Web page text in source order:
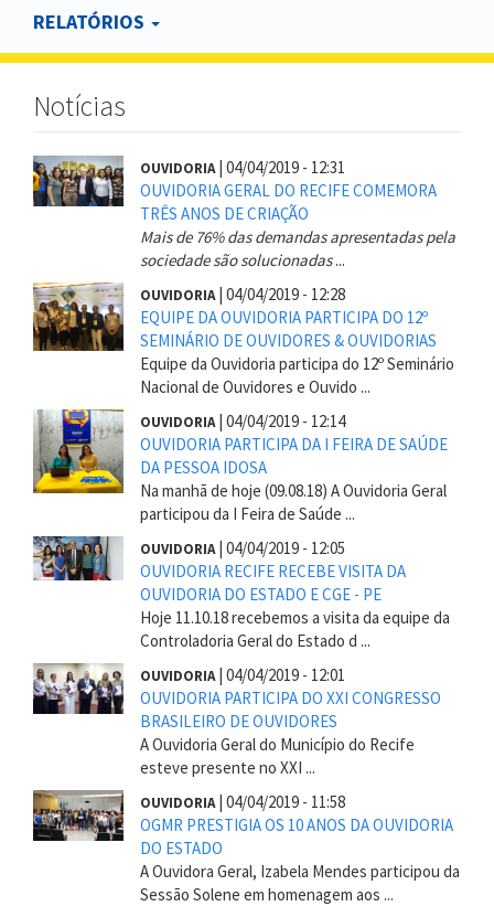
RELATÓRIOS
Notícias
OUVIDORIA| 04/04/2019 - 12:31
OUVIDORIA GERAL DO RECIFE COMEMORA
TRÊS ANOS DE CRIAÇÃO
Mais de 76% das demandas apresentadas pela
sociedade são solucionadas...
OUVIDORIA| 04/04/2019 - 12:28
EQUIPE DA OUVIDORIA PARTICIPA DO 12º
SEMINÁRIO DE OUVIDORES & OUVIDORIAS
Equipe da Ouvidoria participa do 12º Seminário
Nacional de Ouvidores e Ouvido ...
OUVIDORIA| 04/04/2019 - 12:14
OUVIDORIA PARTICIPA DA I FEIRA DE SAÚDE
DA PESSOA IDOSA
Na manhã de hoje (09.08.18) A Ouvidoria Geral
participou da I Feira de Saúde ...
OUVIDORIA| 04/04/2019 - 12:05
OUVIDORIA RECIFE RECEBE VISITA DA
OUVIDORIA DO ESTADO E CGE - PE
Hoje 11.10.18 recebemos a visita da equipe da
Controladoria Geral do Estado d ...
OUVIDORIA| 04/04/2019 - 12:01
OUVIDORIA PARTICIPA DO XXI CONGRESSO
BRASILEIRO DE OUVIDORES
A Ouvidoria Geral do Município do Recife
esteve presente no XXI ...
OUVIDORIA| 04/04/2019 - 11:58
OGMR PRESTIGIA OS 10 ANOS DA OUVIDORIA
DO ESTADO
A Ouvidora Geral, Izabela Mendes participou da
Sessão Solene em homenagem aos ...